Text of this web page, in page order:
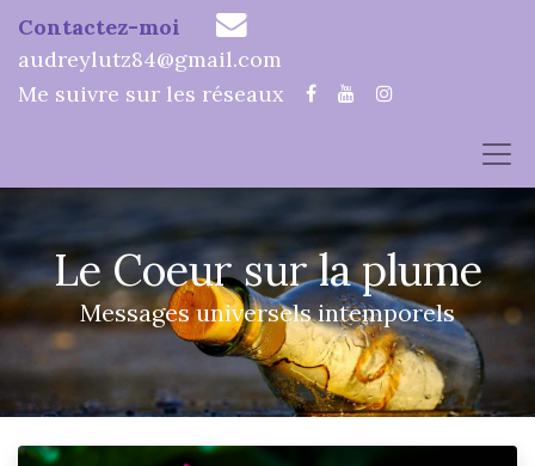
Contactez-moi
audreylutz84@gmail.com
Me suivre sur les réseaux
Le Coeur sur la plume
Messages universels intemporels